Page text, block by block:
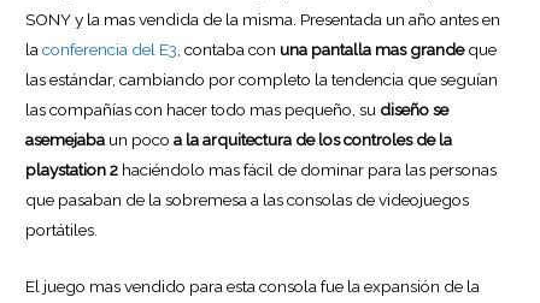
SONY y la mas vendida de la misma. Presentada un año antes en
la conferencia del E3 , contaba con una pantalla mas grandeque
las estándar, cambiando por completo la tendencia que seguían
las compañías con hacer todo mas pequeño, su diseño se
asemejaba un pocoa la arquitectura de los controles de la
playstation 2 haciéndolo mas fácil de dominar para las personas
que pasaban de la sobremesa a las consolas de videojuegos
portátiles.
El juego mas vendido para esta consola fue la expansión de la